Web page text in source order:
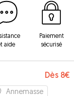
aide
Paiement
sécurisé
Dès 8€
Annemasse